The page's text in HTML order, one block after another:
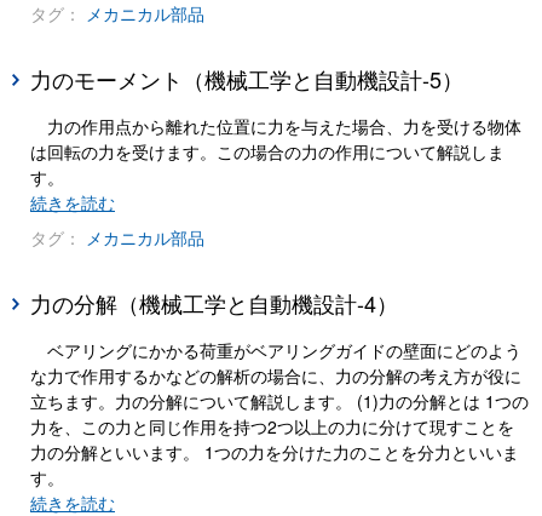
タグ： メカニカル部品
力のモーメント（機械工学と自動機設計-5）
力の作用点から離れた位置に力を与えた場合、力を受ける物体
は回転の力を受けます。この場合の力の作用について解説しま
す。
続きを読む
タグ： メカニカル部品
力の分解（機械工学と自動機設計-4）
ベアリングにかかる荷重がベアリングガイドの壁面にどのよう
な力で作用するかなどの解析の場合に、力の分解の考え方が役に
立ちます。力の分解について解説します。 (1)力の分解とは 1つの
力を、この力と同じ作用を持つ2つ以上の力に分けて現すことを
力の分解といいます。 1つの力を分けた力のことを分力といいま
す。
続きを読む